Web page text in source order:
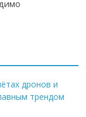
дронов и
трендом